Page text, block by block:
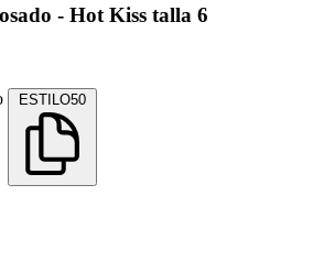
- Hot Kiss talla 6
ESTILO50